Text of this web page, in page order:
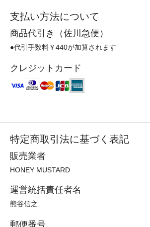
支払い方法について
商品代引き（佐川急便）
●代引手数料￥440が加算されます
クレジットカード
特定商取引法に基づく表記
販売業者
HONEY MUSTARD
運営統括責任者名
熊谷信之
郵便番号